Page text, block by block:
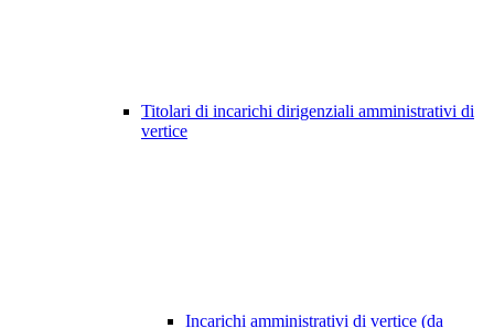
Titolari di incarichi dirigenziali amministrativi di
vertice
Incarichi amministrativi di vertice (da